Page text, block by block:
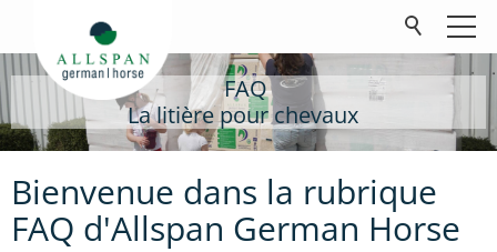
Produits
Société
Contact
FAQ
La litière pour chevaux
Bienvenue dans la rubrique
FAQ d'Allspan German Horse